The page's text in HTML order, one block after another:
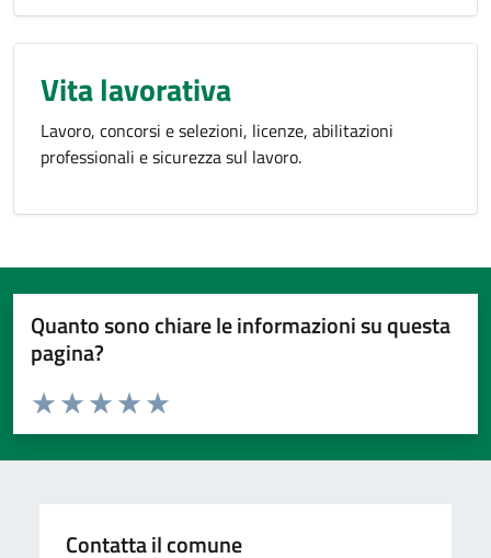
Vita lavorativa
Lavoro, concorsi e selezioni, licenze, abilitazioni
professionali e sicurezza sul lavoro.
Quanto sono chiare le informazioni su questa
pagina?
Valuta da 1 a 5 stelle la pagina
Valuta 5 stelle su 5
Valuta 4 stelle su 5
Valuta 3 stelle su 5
Valuta 2 stelle su 5
Valuta 1 stelle su 5
Contatta il comune